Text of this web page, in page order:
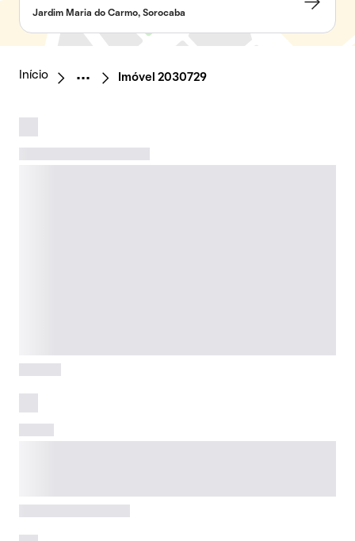
Jardim Maria do Carmo, Sorocaba
Início Imóvel 2030729